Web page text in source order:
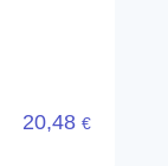
20,48 €